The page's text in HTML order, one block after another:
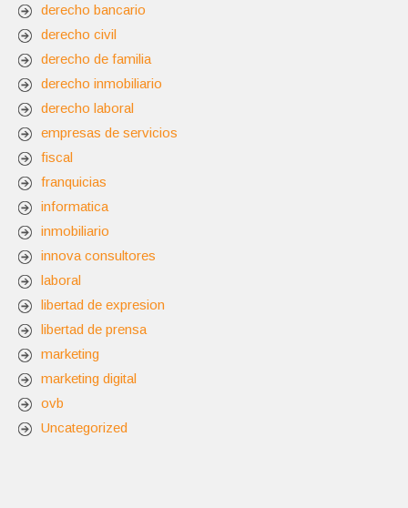
derecho bancario
derecho civil
derecho de familia
derecho inmobiliario
derecho laboral
empresas de servicios
fiscal
franquicias
informatica
inmobiliario
innova consultores
laboral
libertad de expresion
libertad de prensa
marketing
marketing digital
ovb
Uncategorized